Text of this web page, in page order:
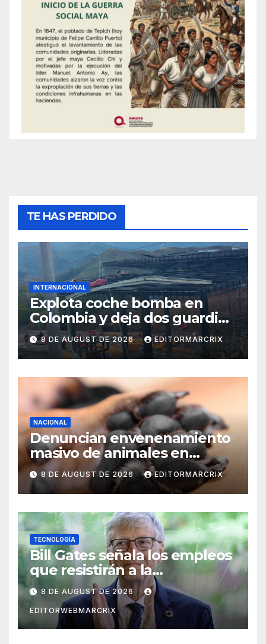
TE HAS PERDIDO
INTERNACIONAL
Explota coche bomba en
Colombia y deja dos guardias
heridos
8 DE AUGUST DE 2026 EDITORMARCRIX
NACIONAL
Denuncian envenenamiento
masivo de animales en
Querétaro
8 DE AUGUST DE 2026 EDITORMARCRIX
TECNOLOGÍA
Bill Gates señala los empleos
que resistirán a la
inteligencia artificial
8 DE AUGUST DE 2026
EDITORWEBMARCRIX